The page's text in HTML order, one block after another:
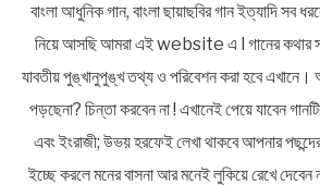
বাংলা আধুনিক গান, বাংলা ছায়াছবির গান ইত্যাদি সব
নিয়ে আসছি আমরা এই website এ l গানের কথার
যাবতীয় পুঙ্খানুপুঙ্খ তথ্য ও পরিবেশন করা হবে এখানে।
পড়ছেনা? চিন্তা করবেন না ! এখানেই পেয়ে যাবেন
এবং ইংরাজী; উভয় হরফেই লেখা থাকবে আপনার
ইচ্ছে করলে মনের বাসনা আর মনেই লুকিয়ে রেখে দেবেন